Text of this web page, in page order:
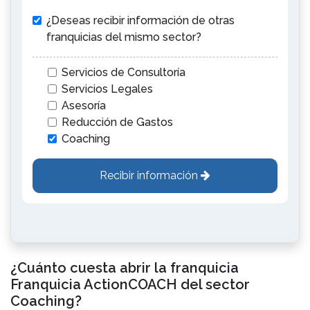
¿Deseas recibir información de otras
franquicias del mismo sector?
Servicios de Consultoría
Servicios Legales
Asesoría
Reducción de Gastos
Coaching
Recibir información
¿Cuánto cuesta abrir la franquicia
Franquicia ActionCOACH del sector
Coaching?